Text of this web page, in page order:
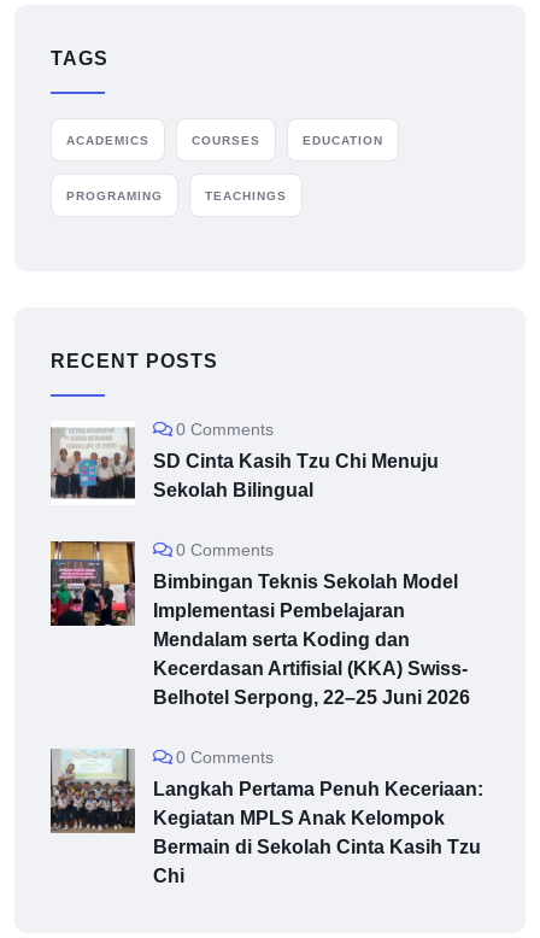
TAGS
ACADEMICS COURSES EDUCATION
PROGRAMING TEACHINGS
RECENT POSTS
0 Comments
SD Cinta Kasih Tzu Chi Menuju
Sekolah Bilingual
0 Comments
Bimbingan Teknis Sekolah Model
Implementasi Pembelajaran
Mendalam serta Koding dan
Kecerdasan Artifisial (KKA) Swiss-
Belhotel Serpong, 22–25 Juni 2026
0 Comments
Langkah Pertama Penuh Keceriaan:
Kegiatan MPLS Anak Kelompok
Bermain di Sekolah Cinta Kasih Tzu
Chi